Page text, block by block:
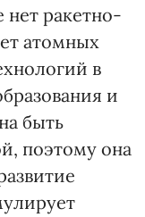
нет ракетно-
атомных
в
и
быть
поэтому она